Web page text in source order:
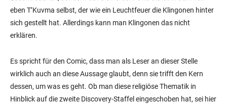
eben T’Kuvma selbst, der wie ein Leuchtfeuer die Klingonen hinter
sich gestellt hat. Allerdings kann man Klingonen das nicht
erklären.
Es spricht für den Comic, dass man als Leser an dieser Stelle
wirklich auch an diese Aussage glaubt, denn sie trifft den Kern
dessen, um was es geht. Ob man diese religiöse Thematik in
Hinblick auf die zweite Discovery-Staffel eingeschoben hat, sei hier